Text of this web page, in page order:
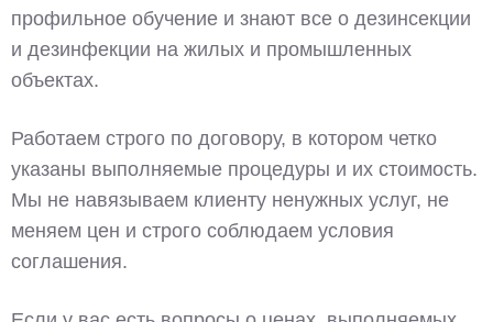
профильное обучение и знают все о дезинсекции
и дезинфекции на жилых и промышленных
объектах.
Работаем строго по договору, в котором четко
указаны выполняемые процедуры и их стоимость.
Мы не навязываем клиенту ненужных услуг, не
меняем цен и строго соблюдаем условия
соглашения.